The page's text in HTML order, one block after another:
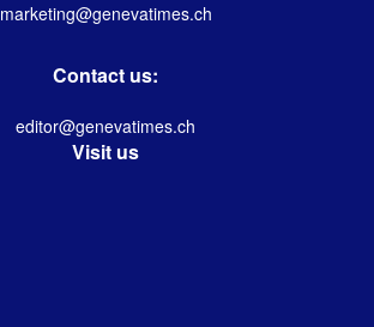
marketing@genevatimes.ch
Contact us:
editor@genevatimes.ch
Visit us